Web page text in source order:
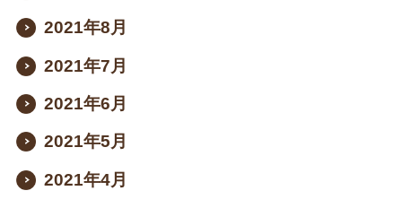
2021年8月
2021年7月
2021年6月
2021年5月
2021年4月